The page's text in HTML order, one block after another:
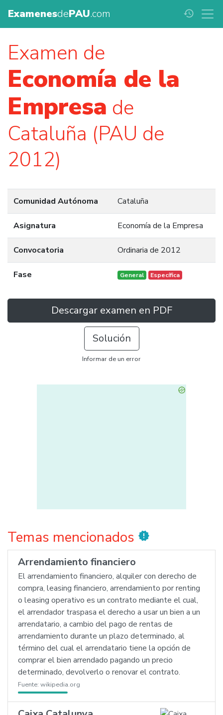
ExamenesdePAU.com history
Examen de
Economía de la
Empresa de
Cataluña (PAU de
2012)
Comunidad Autónoma Cataluña
Asignatura Economía de la Empresa
Convocatoria Ordinaria de 2012
Fase General Específica
Descargar examen en PDF
Solución
Informar de un error
Temas mencionados new_releases
Arrendamiento financiero
El arrendamiento financiero, alquiler con derecho de
compra, leasing financiero, arrendamiento por renting
o leasing operativo es un contrato mediante el cual,
el arrendador traspasa el derecho a usar un bien a un
arrendatario, a cambio del pago de rentas de
arrendamiento durante un plazo determinado, al
término del cual el arrendatario tiene la opción de
comprar el bien arrendado pagando un precio
determinado, devolverlo o renovar el contrato.
Fuente: wikipedia.org